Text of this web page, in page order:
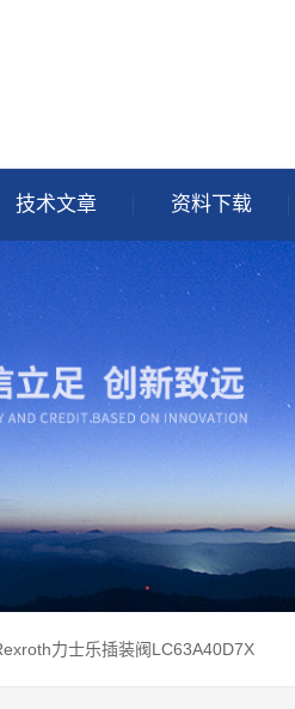
技术文章 资料下载
力士乐插装阀LC63A40D7X